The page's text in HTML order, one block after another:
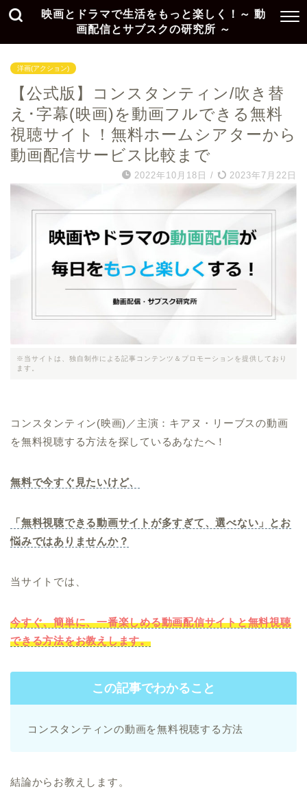
映画とドラマで生活をもっと楽しく！～ 動
画配信とサブスクの研究所 ～
洋画(アクション)
【公式版】コンスタンティン/吹き替
え･字幕(映画)を動画フルできる無料
視聴サイト！無料ホームシアターから
動画配信サービス比較まで
2022年10月18日 / 2023年7月22日
※当サイトは、独自制作による記事コンテンツ＆プロモーションを提供しており
ます。
コンスタンティン(映画)／主演：キアヌ・リーブスの動画
を無料視聴する方法を探しているあなたへ！
無料で今すぐ見たいけど、
「無料視聴できる動画サイトが多すぎて、選べない」とお
悩みではありませんか？
当サイトでは、
今すぐ、簡単に、一番楽しめる動画配信サイトと無料視聴
できる方法をお教えします。
この記事でわかること
コンスタンティンの動画を無料視聴する方法
結論からお教えします。